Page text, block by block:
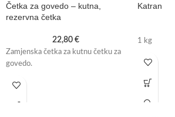
Četka za govedo – kutna,
rezervna četka
22,80 €
Zamjenska četka za kutnu četku za
govedo.
Katran
1 kg